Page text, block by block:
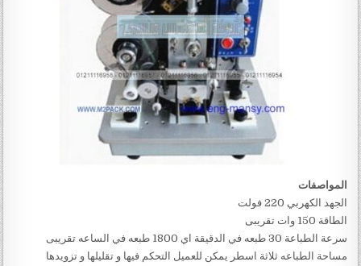
المواصفات
الجهد الكهربي 220 فولت
الطاقة 150 وات تقريبى
سرعة الطباعة 30 طبعه في الدقيقة اي 1800 طبعه في الساعه تقريبى
مساحة الطباعه ثلاثة اسطر يمكن للعميل التحكم فيها و تقليلها و تزويدها